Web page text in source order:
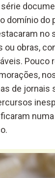
domínio do
no
ou obras,
Pouco
de jornais